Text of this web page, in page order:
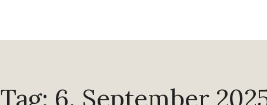
Tag: 6. September